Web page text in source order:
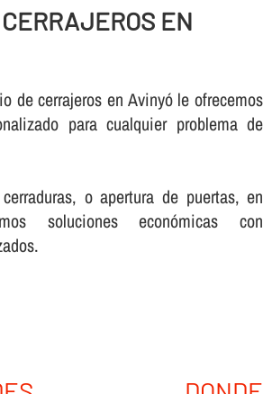
EN
de cerrajeros en Avinyó le ofrecemos
para cualquier problema de
o apertura de puertas, en
soluciones económicas con